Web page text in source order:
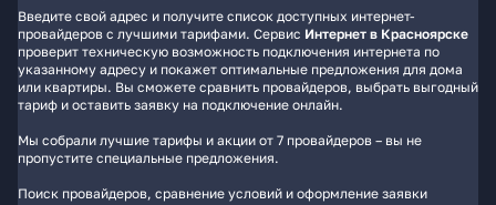
Введите свой адрес и получите список доступных интернет-
провайдеров с лучшими тарифами. Сервис Интернет в Красноярске
проверит техническую возможность подключения интернета по
указанному адресу и покажет оптимальные предложения для дома
или квартиры. Вы сможете сравнить провайдеров, выбрать выгодный
тариф и оставить заявку на подключение онлайн.
Мы собрали лучшие тарифы и акции от 7 провайдеров – вы не
пропустите специальные предложения.
Поиск провайдеров, сравнение условий и оформление заявки